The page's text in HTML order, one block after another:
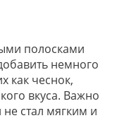
полосками
немного
как чеснок,
вкуса. Важно
стал мягким и